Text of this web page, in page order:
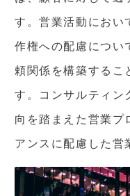
す。営業活動におい
作権への配慮につい
頼関係を構築するこ
す。コンサルティン
向を踏まえた営業プ
アンスに配慮した営